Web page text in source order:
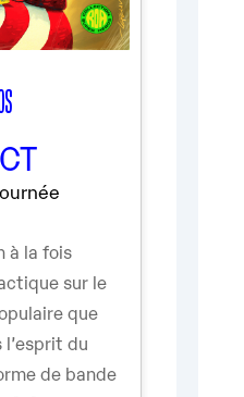
à la fois
sur le
que
l’esprit du
de bande